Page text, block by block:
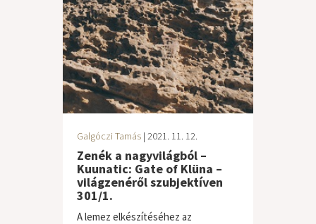
Galgóczi Tamás | 2021. 11. 12.
Zenék a nagyvilágból –
Kuunatic: Gate of Klüna –
világzenéről szubjektíven
301/1.
A lemez elkészítéséhez az